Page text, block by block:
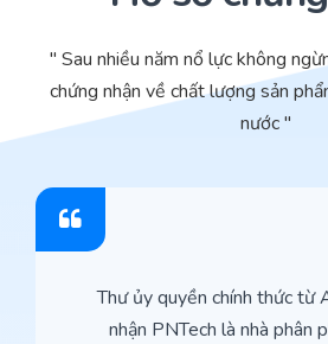
" Sau nhiều năm nổ lực không
chứng nhận về chất lượng sản
nước "
Thư ủy quyền chính thức từ
nhận PNTech là nhà phân